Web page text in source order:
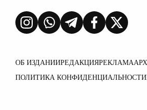
ОБ ИЗДАНИИРЕДАКЦИЯРЕКЛАМА
ПОЛИТИКА КОНФИДЕНЦИАЛЬНОСТИ